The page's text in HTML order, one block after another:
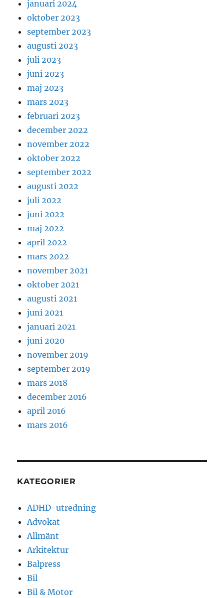
januari 2024
oktober 2023
september 2023
augusti 2023
juli 2023
juni 2023
maj 2023
mars 2023
februari 2023
december 2022
november 2022
oktober 2022
september 2022
augusti 2022
juli 2022
juni 2022
maj 2022
april 2022
mars 2022
november 2021
oktober 2021
augusti 2021
juni 2021
januari 2021
juni 2020
november 2019
september 2019
mars 2018
december 2016
april 2016
mars 2016
KATEGORIER
ADHD-utredning
Advokat
Allmänt
Arkitektur
Balpress
Bil
Bil & Motor